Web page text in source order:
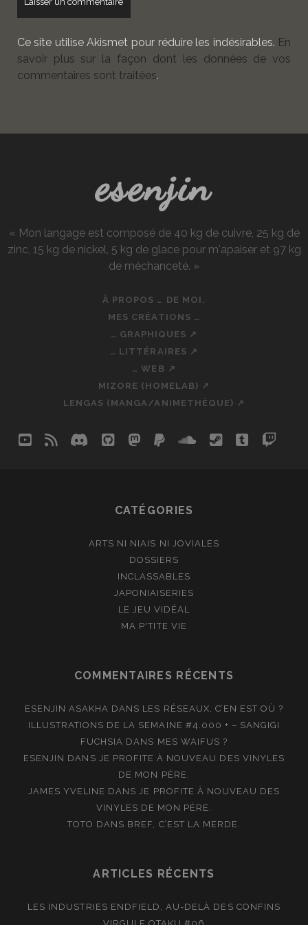
Ce site utilise Akismet pour réduire les indésirables. En
savoir plus sur la façon dont les données de vos
commentaires sont traitées.
esenjin
« Mon langage est composé de 40 kg de cuivre, 25 kg de
zinc, 15 kg de nickel, 5 kg de glace pour m'apaiser et 97 kg
de méchanceté. »
À PROPOS … DE MOI.
MES CRÉATIONS …
… GRAPHIQUES ↗
… LITTÉRAIRES ↗
… WEB ↗
MIZORE (HOMELAB) ↗
LENGAS (MANGA/ANIMETHÈQUE) ↗
youtube
rss discord
githubmastodon
paypalsoundcloud
steamtumblr
CATÉGORIES
ARTS NI NIAIS NI JOVIALES
DOSSIERS
INCLASSABLES
JAPONIAISERIES
LE JEU VIDÉAL
MA P'TITE VIE
COMMENTAIRES RÉCENTS
ESENJIN ASAKHA DANS LES RÉSEAUX, C’EN EST OÙ ?
ILLUSTRATIONS DE LA SEMAINE #4.000 + – SANGIGI
FUCHSIA DANS MES WAIFUS ?
ESENJIN DANS JE PROFITE À NOUVEAU DES VINYLES
DE MON PÈRE.
JAMES YVELINE DANS JE PROFITE À NOUVEAU DES
VINYLES DE MON PÈRE.
TOTO DANS BREF, C’EST LA MERDE.
ARTICLES RÉCENTS
LES INDUSTRIES ENDFIELD, AU-DELÀ DES CONFINS